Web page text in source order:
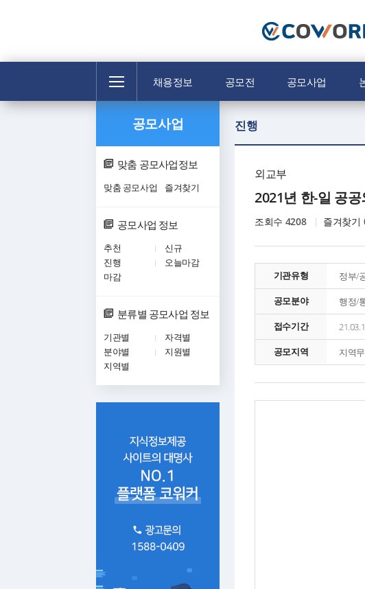
C
O
K
로
전
메
채용정보 공모전 공모사업
공모사업
맞춤 공모사업정보
맞춤 공모사업 즐겨찾기
공모사업 정보
추천
신규
진행
오늘마감
마감
분류별 공모사업 정보
기관별
자격별
분야별
지원별
지역별
진행
외교부
2021년 한-일 공
조회수 4208 즐겨찾기
기관유형 정부/
공모분야
행정/
접수기간
공모지역
지역